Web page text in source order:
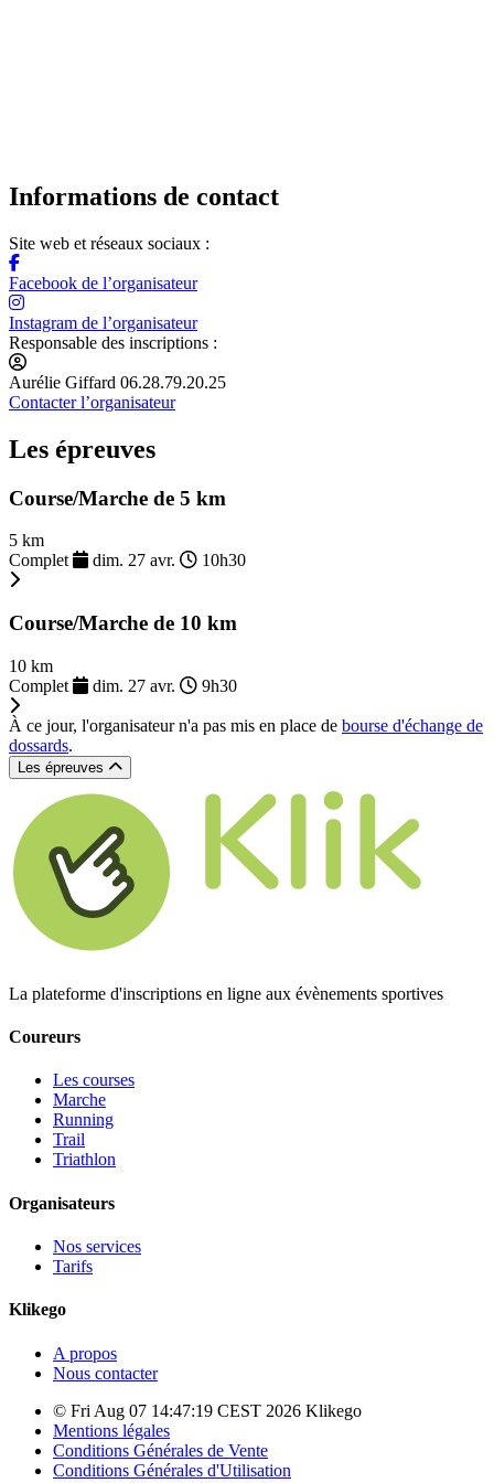
Informations de contact
Site web et réseaux sociaux :
Facebook de l’organisateur
Instagram de l’organisateur
Responsable des inscriptions :
Aurélie Giffard 06.28.79.20.25
Contacter l’organisateur
Les épreuves
Course/Marche de 5 km
5 km
Complet
dim. 27 avr. 10h30
Course/Marche de 10 km
10 km
Complet
dim. 27 avr. 9h30
À ce jour, l'organisateur n'a pas mis en place de bourse d'échange de
dossards.
Les épreuves
La plateforme d'inscriptions en ligne aux évènements sportives
Coureurs
Les courses
Marche
Running
Trail
Triathlon
Organisateurs
Nos services
Tarifs
Klikego
A propos
Nous contacter
© Fri Aug 07 14:47:19 CEST 2026 Klikego
Mentions légales
Conditions Générales de Vente
Conditions Générales d'Utilisation